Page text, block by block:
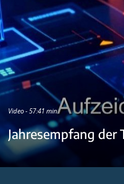
Video - 57:41 min
Jahresempfang